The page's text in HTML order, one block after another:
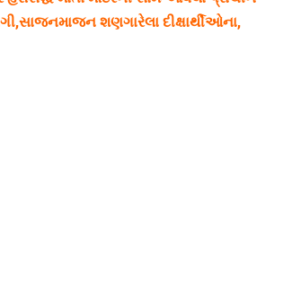
શણગારેલા દીક્ષાર્થીઓના,